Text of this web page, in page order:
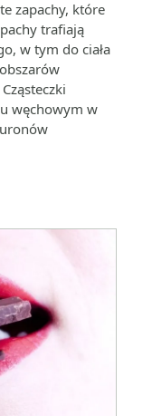
zapachy, które
trafiają
w tym do ciała
węchowym w